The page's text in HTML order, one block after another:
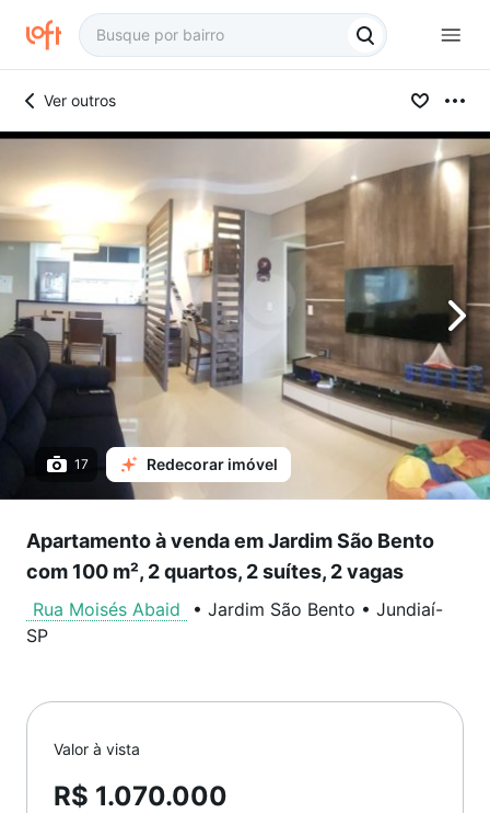
Ver outros
17 Redecorar imóvel
Apartamento à venda em Jardim São Bento
com 100 m², 2 quartos, 2 suítes, 2 vagas
Rua Moisés Abaid • Jardim São Bento • Jundiaí-
SP
Valor à vista
R$ 1.070.000